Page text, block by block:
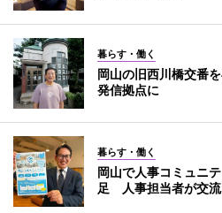
暮らす・働く
岡山の旧西川橋交番
発信拠点に
暮らす・働く
岡山で人事コミュニ
足 人事担当者が交流